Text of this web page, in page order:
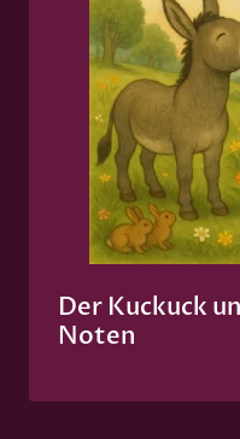
Der Kuckuck
Noten